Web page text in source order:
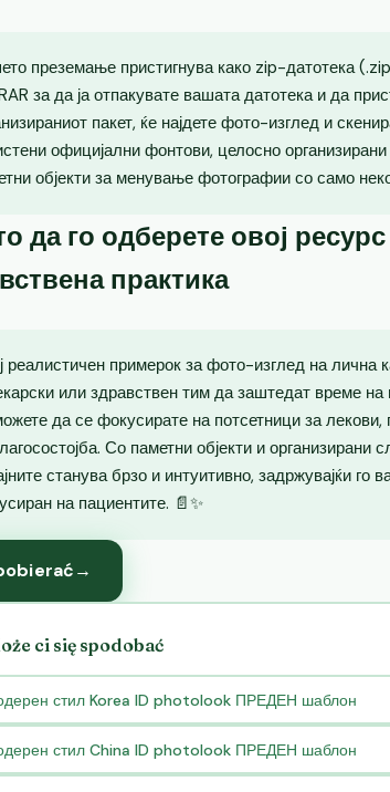
преземање пристигнува како zip-датотека
за да ја отпакувате вашата датотека и да
пакет, ќе најдете фото-изглед и
официјални фонтови, целосно
објекти за менување фотографии со само
да го одберете овој
практика
реалистичен примерок за фото-изглед на лична
или здравствен тим да заштедат време
да се фокусирате на потсетници за
Со паметни објекти и организирани
станува брзо и интуитивно, задржувајќи го
на пациентите. 📄✨
→
ci się spodobać
стил Korea ID photolook ПРЕДЕН шаблон
стил China ID photolook ПРЕДЕН шаблон